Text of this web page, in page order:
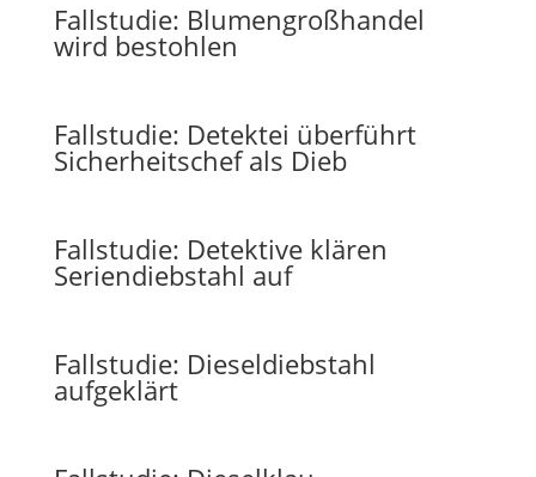
Fallstudie: Blumengroßhandel
wird bestohlen
Fallstudie: Detektei überführt
Sicherheitschef als Dieb
Fallstudie: Detektive klären
Seriendiebstahl auf
Fallstudie: Dieseldiebstahl
aufgeklärt